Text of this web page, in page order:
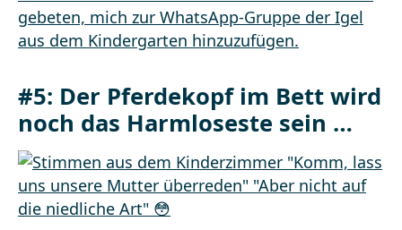
#5: Der Pferdekopf im Bett wird
noch das Harmloseste sein …